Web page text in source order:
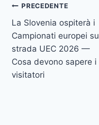
Navigazione
articoli
PRECEDENTE
La Slovenia ospiterà i
Campionati europei su
strada UEC 2026 —
Cosa devono sapere i
visitatori